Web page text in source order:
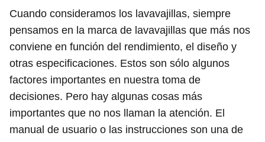
Cuando consideramos los lavavajillas, siempre
pensamos en la marca de lavavajillas que más nos
conviene en función del rendimiento, el diseño y
otras especificaciones. Estos son sólo algunos
factores importantes en nuestra toma de
decisiones. Pero hay algunas cosas más
importantes que no nos llaman la atención. El
manual de usuario o las instrucciones son una de